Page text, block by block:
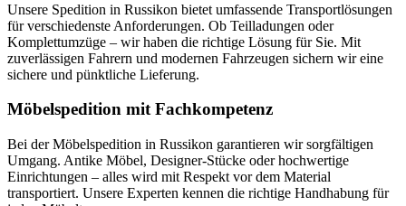
Unsere Spedition in Russikon bietet umfassende Transportlösungen
für verschiedenste Anforderungen. Ob Teilladungen oder
Komplettumzüge – wir haben die richtige Lösung für Sie. Mit
zuverlässigen Fahrern und modernen Fahrzeugen sichern wir eine
sichere und pünktliche Lieferung.
Möbelspedition mit Fachkompetenz
Bei der Möbelspedition in Russikon garantieren wir sorgfältigen
Umgang. Antike Möbel, Designer-Stücke oder hochwertige
Einrichtungen – alles wird mit Respekt vor dem Material
transportiert. Unsere Experten kennen die richtige Handhabung für